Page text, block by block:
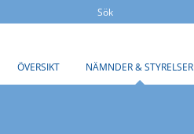
Sök
ÖVERSIKT NÄMNDER & STYRELSER